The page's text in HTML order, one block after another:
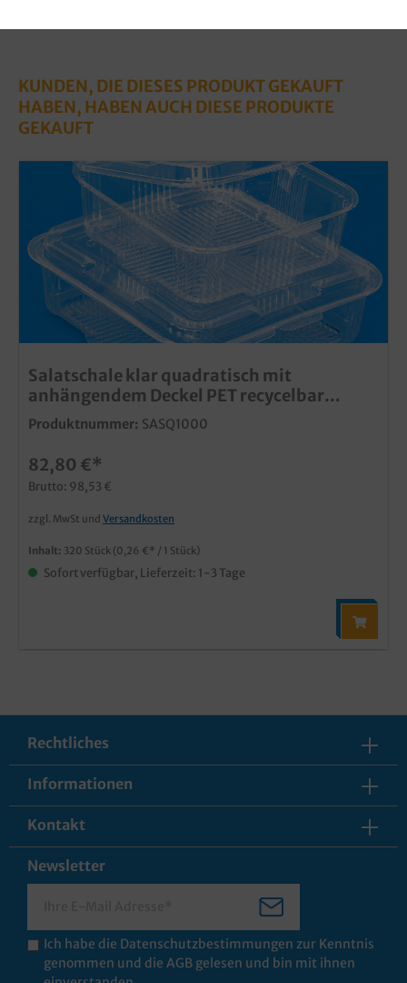
KUNDEN, DIE DIESES PRODUKT GEKAUFT
HABEN, HABEN AUCH DIESE PRODUKTE
GEKAUFT
Salatschale klar quadratisch mit
anhängendem Deckel PET recycelbar
versch. Größen
Produktnummer: SASQ1000
82,80 €*
Brutto: 98,53 €
zzgl. MwSt und Versandkosten
Inhalt: 320 Stück (0,26 €* / 1 Stück)
Sofort verfügbar, Lieferzeit: 1-3 Tage
Rechtliches
Informationen
Kontakt
Newsletter
Ich habe die Datenschutzbestimmungen zur Kenntnis
genommen und die AGB gelesen und bin mit ihnen